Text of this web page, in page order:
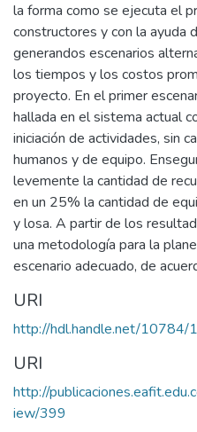
la forma como se ejecuta el
constructores y con la ayuda
generandos escenarios
los tiempos y los costos
proyecto. En el primer
hallada en el sistema actual
iniciación de actividades, sin
humanos y de equipo.
levemente la cantidad de
en un 25% la cantidad de
y losa. A partir de los
una metodología para la
escenario adecuado, de
URI
http://hdl.handle.net/10784/
URI
http://
iew/399